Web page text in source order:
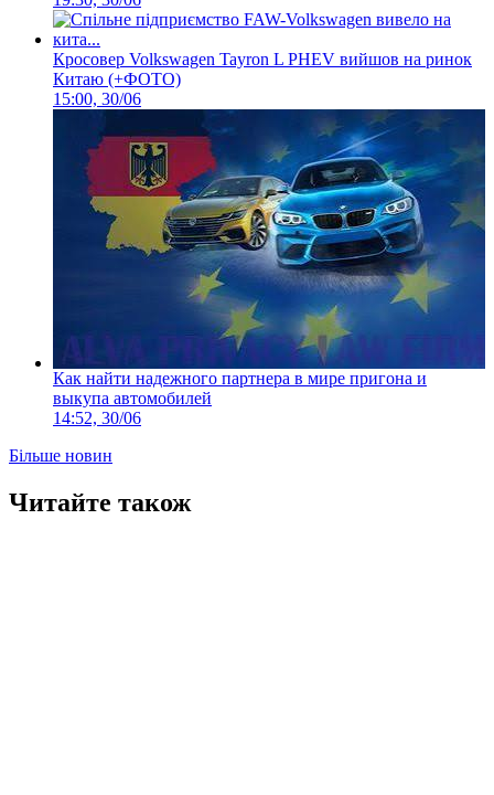
Кросовер Volkswagen Tayron L PHEV вийшов на ринок
Китаю (+ФОТО)
15:00, 30/06
Как найти надежного партнера в мире пригона и
выкупа автомобилей
14:52, 30/06
Більше новин
Читайте також